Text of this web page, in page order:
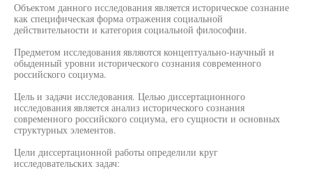
Объектом данного исследования является историческое сознание
как специфическая форма отражения социальной
действительности и категория социальной философии.
Предметом исследования являются концептуально-научный и
обыденный уровни исторического сознания современного
российского социума.
Цель и задачи исследования. Целью диссертационного
исследования является анализ исторического сознания
современного российского социума, его сущности и основных
структурных элементов.
Цели диссертационной работы определили круг
исследовательских задач: